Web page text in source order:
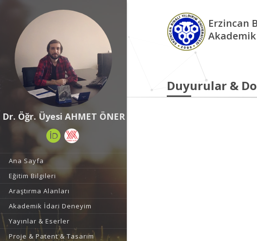
Dr. Öğr. Üyesi AHMET ÖNER
Ana Sayfa
Eğitim Bilgileri
Araştırma Alanları
Akademik İdari Deneyim
Yayınlar & Eserler
Proje & Patent & Tasarım
Erzincan
Duyurular &